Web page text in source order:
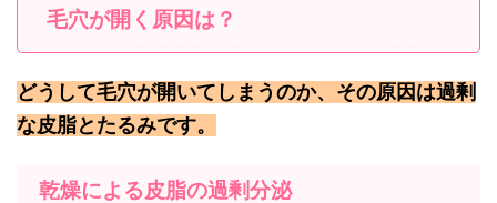
毛穴が開く原因は？
どうして毛穴が開いてしまうのか、その原因は過剰
な皮脂とたるみです。
乾燥による皮脂の過剰分泌